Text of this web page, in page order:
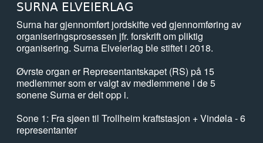
SURNA ELVEIERLAG
Surna har gjennomført jordskifte ved gjennomføring av
organiseringsprosessen jfr. forskrift om pliktig
organisering. Surna Elveierlag ble stiftet i 2018.
Øvrste organ er Representantskapet (RS) på 15
medlemmer som er valgt av medlemmene i de 5
sonene Surna er delt opp i.
Sone 1: Fra sjøen til Trollheim kraftstasjon + Vindøla - 6
representanter